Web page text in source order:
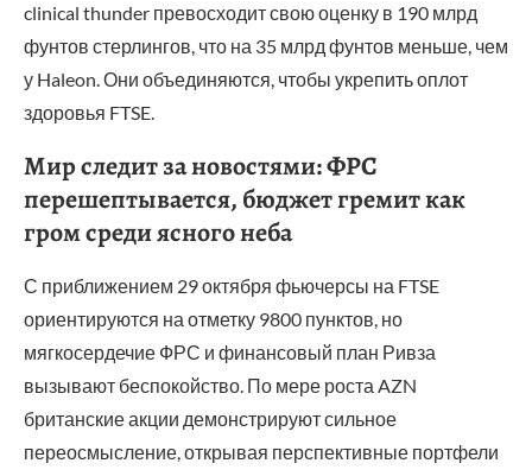
clinical thunder превосходит свою оценку в 190 млрд
фунтов стерлингов, что на 35 млрд фунтов меньше, чем
у Haleon. Они объединяются, чтобы укрепить оплот
здоровья FTSE.
Мир следит за новостями: ФРС
перешептывается, бюджет гремит как
гром среди ясного неба
С приближением 29 октября фьючерсы на FTSE
ориентируются на отметку 9800 пунктов, но
мягкосердечие ФРС и финансовый план Ривза
вызывают беспокойство. По мере роста AZN
британские акции демонстрируют сильное
переосмысление, открывая перспективные портфели